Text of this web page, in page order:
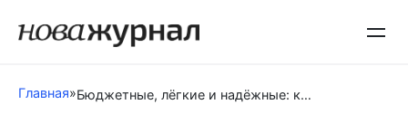
Главная» Бюджетные, лёгкие и надёжные: как звучат Sony WH-CH520